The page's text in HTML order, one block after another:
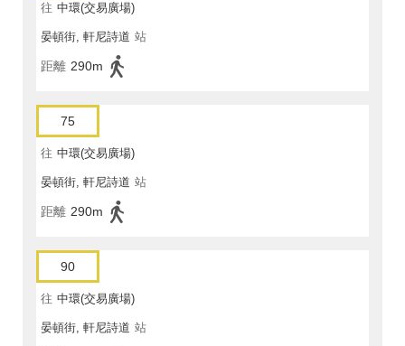
往 中環(交易廣場)
晏頓街, 軒尼詩道 站
距離 290m
75
往 中環(交易廣場)
晏頓街, 軒尼詩道 站
距離 290m
90
往 中環(交易廣場)
晏頓街, 軒尼詩道 站